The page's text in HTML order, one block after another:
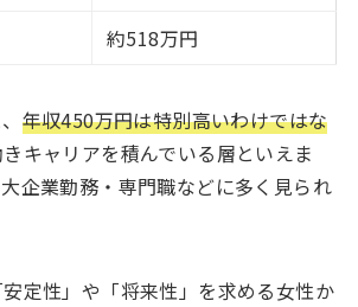
約518万円
年収450万円は特別高いわけではな
キャリアを積んでいる層といえま
企業勤務・専門職などに多く見られ
定性」や「将来性」を求める女性か